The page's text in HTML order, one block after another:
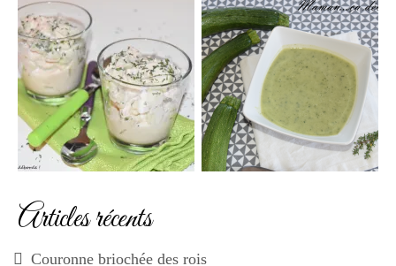
Articles récents
Couronne briochée des rois